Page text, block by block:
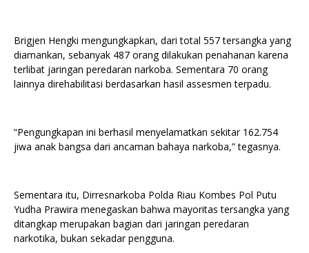
Brigjen Hengki mengungkapkan, dari total 557 tersangka yang
diamankan, sebanyak 487 orang dilakukan penahanan karena
terlibat jaringan peredaran narkoba. Sementara 70 orang
lainnya direhabilitasi berdasarkan hasil assesmen terpadu.
“Pengungkapan ini berhasil menyelamatkan sekitar 162.754
jiwa anak bangsa dari ancaman bahaya narkoba,” tegasnya.
Sementara itu, Dirresnarkoba Polda Riau Kombes Pol Putu
Yudha Prawira menegaskan bahwa mayoritas tersangka yang
ditangkap merupakan bagian dari jaringan peredaran
narkotika, bukan sekadar pengguna.